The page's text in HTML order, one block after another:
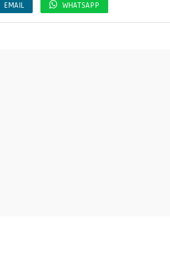
EMAIL WHATSAPP